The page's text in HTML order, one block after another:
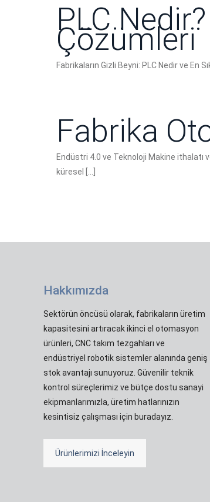
PLC
Çözümleri
Fabrikaların Gizli Beyni: PLC Nedir ve En
Fabrika
Endüstri 4.0 ve Teknoloji Makine
küresel
Hakkımızda
Sektörün öncüsü olarak, fabrikaların üretim
kapasitesini artıracak ikinci el otomasyon
ürünleri, CNC takım tezgahları ve
endüstriyel robotik sistemler alanında geniş
stok avantajı sunuyoruz. Güvenilir teknik
kontrol süreçlerimiz ve bütçe dostu sanayi
ekipmanlarımızla, üretim hatlarınızın
kesintisiz çalışması için buradayız.
Ürünlerimizi İnceleyin